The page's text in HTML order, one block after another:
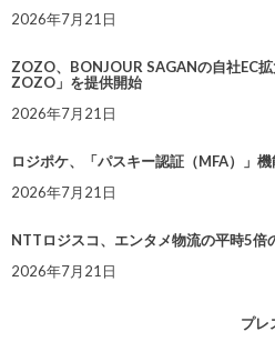
2026年7月21日
ZOZO、BONJOUR SAGANの自社EC
ZOZO」を提供開始
2026年7月21日
ロジポケ、「パスキー認証（MFA）」
2026年7月21日
NTTロジスコ、エンタメ物流の平時5
2026年7月21日
プレ